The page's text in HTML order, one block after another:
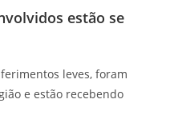
estão se
leves, foram
e estão recebendo